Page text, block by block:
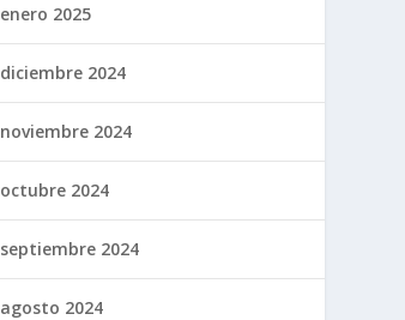
enero 2025
diciembre 2024
noviembre 2024
octubre 2024
septiembre 2024
agosto 2024